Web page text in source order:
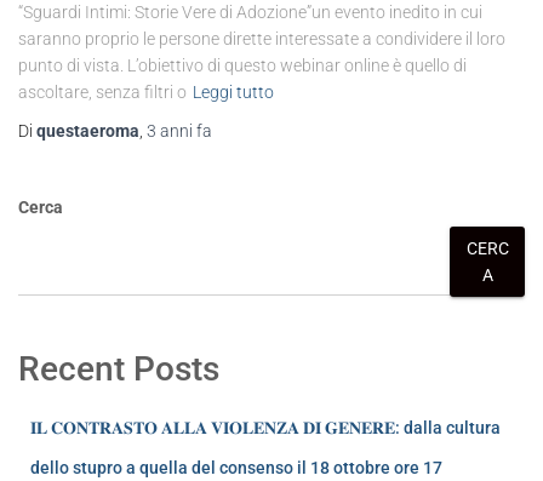
“Sguardi Intimi: Storie Vere di Adozione”un evento inedito in cui
saranno proprio le persone dirette interessate a condividere il loro
punto di vista. L’obiettivo di questo webinar online è quello di
ascoltare, senza filtri o Leggi tutto
Di questaeroma 3 anni fa
Cerca
CERC
A
Recent Posts
𝐈𝐋 𝐂𝐎𝐍𝐓𝐑𝐀𝐒𝐓𝐎 𝐀𝐋𝐋𝐀 𝐕𝐈𝐎𝐋𝐄𝐍𝐙𝐀 𝐃𝐈 𝐆𝐄𝐍𝐄𝐑𝐄: dalla cultura
dello stupro a quella del consenso il 18 ottobre ore 17